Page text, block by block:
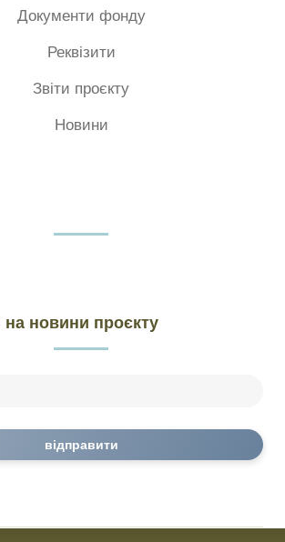
Документи фонду
Реквізити
Звіти проєкту
Новини
на новини проєкту
відправити